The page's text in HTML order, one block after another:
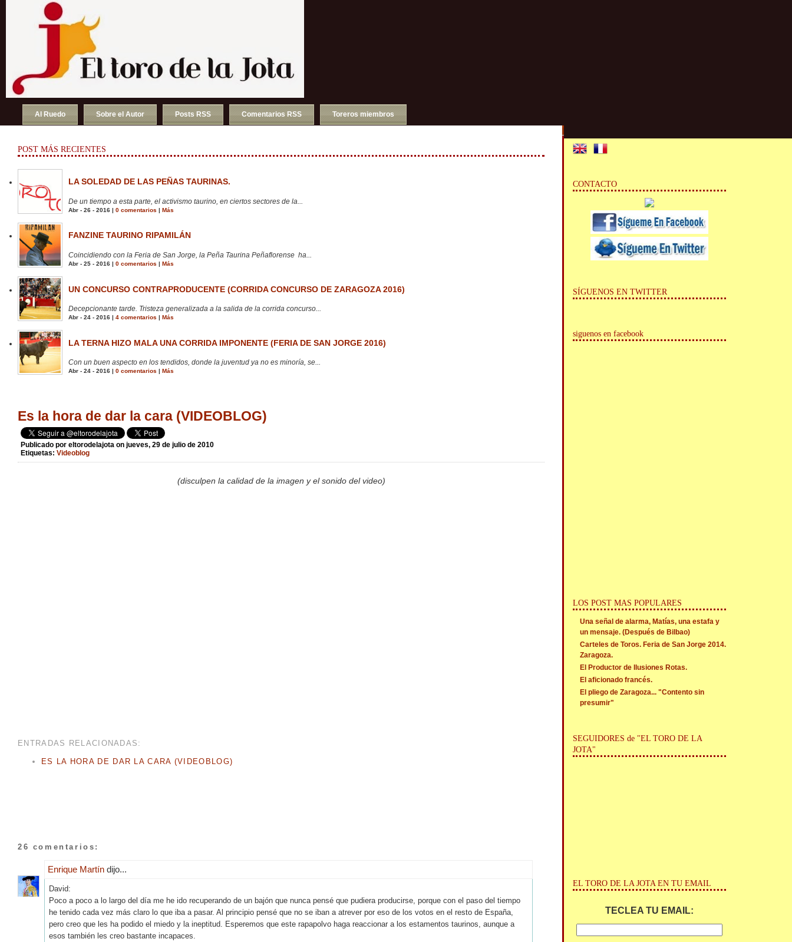
Al Ruedo Sobre el Autor Posts RSS Comentarios RSS Toreros miembros
POST MÁS RECIENTES
LA SOLEDAD DE LAS PEÑAS TAURINAS.
De un tiempo a esta parte, el activismo taurino, en ciertos sectores de la...
Abr - 26 - 2016 | 0 comentarios | Más
FANZINE TAURINO RIPAMILÁN
Coincidiendo con la Feria de San Jorge, la Peña Taurina Peñaflorense ha...
Abr - 25 - 2016 | 0 comentarios | Más
UN CONCURSO CONTRAPRODUCENTE (CORRIDA CONCURSO DE ZARAGOZA 2016)
Decepcionante tarde. Tristeza generalizada a la salida de la corrida concurso...
Abr - 24 - 2016 | 4 comentarios | Más
LA TERNA HIZO MALA UNA CORRIDA IMPONENTE (FERIA DE SAN JORGE 2016)
Con un buen aspecto en los tendidos, donde la juventud ya no es minoría, se...
Abr - 24 - 2016 | 0 comentarios Más
Es la hora de dar la cara (VIDEOBLOG)
Publicado por eltorodelajota on jueves, 29 de julio de 2010
Etiquetas: Videoblog
(disculpen la calidad de la imagen y el sonido del video)
ENTRADAS RELACIONADAS:
ES LA HORA DE DAR LA CARA (VIDEOBLOG)
26 comentarios:
Enrique Martín dijo...
David:
Poco a poco a lo largo del día me he ido recuperando de un bajón que nunca pensé que pudiera producirse, porque con el paso del tiempo
he tenido cada vez más claro lo que iba a pasar. Al principio pensé que no se iban a atrever por eso de los votos en el resto de España,
pero creo que les ha podido el miedo y la ineptitud. Esperemos que este rapapolvo haga reaccionar a los estamentos taurinos, aunque a
esos también les creo bastante incapaces.
CONTACTO
SÍGUENOS EN TWITTER
siguenos en facebook
LOS POST MAS POPULARES
Una señal de alarma, Matías, una estafa y
un mensaje. (Después de Bilbao)
Carteles de Toros. Feria de San Jorge 2014.
Zaragoza.
El Productor de Ilusiones Rotas.
El aficionado francés.
El pliego de Zaragoza... "Contento sin
presumir"
SEGUIDORES de "EL TORO DE LA
JOTA"
EL TORO DE LA JOTA EN TU EMAIL
TECLEA TU EMAIL: